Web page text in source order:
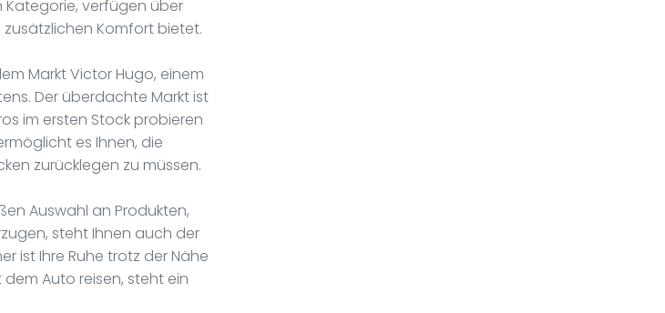
Kategorie, verfügen über
Komfort bietet.
Markt Victor Hugo, einem
Der überdachte Markt ist
im ersten Stock probieren
es Ihnen, die
zurücklegen zu müssen.
Auswahl an Produkten,
steht Ihnen auch der
ist Ihre Ruhe trotz der Nähe
Auto reisen, steht ein